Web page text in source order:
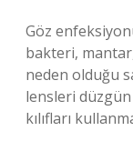
Göz
bakteri,
neden olduğu
lensleri
kılıfları